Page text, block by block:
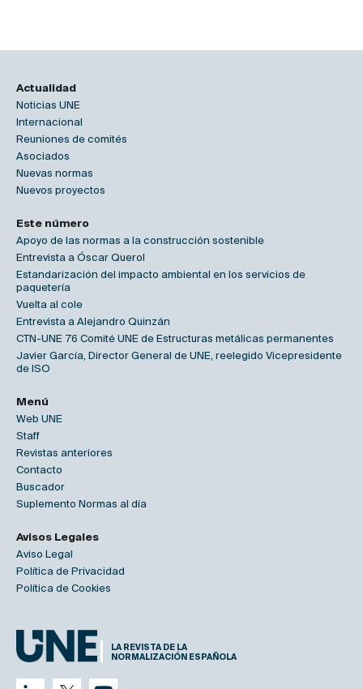
Actualidad
Noticias UNE
Internacional
Reuniones de comités
Asociados
Nuevas normas
Nuevos proyectos
Este número
Apoyo de las normas a la construcción sostenible
Entrevista a Óscar Querol
Estandarización del impacto ambiental en los servicios de
paquetería
Vuelta al cole
Entrevista a Alejandro Quinzán
CTN-UNE 76 Comité UNE de Estructuras metálicas permanentes
Javier García, Director General de UNE, reelegido Vicepresidente
de ISO
Menú
Web UNE
Staff
Revistas anteriores
Contacto
Buscador
Suplemento Normas al día
Avisos Legales
Aviso Legal
Política de Privacidad
Política de Cookies
LA REVISTA DE LA
NORMALIZACIÓN ESPAÑOLA